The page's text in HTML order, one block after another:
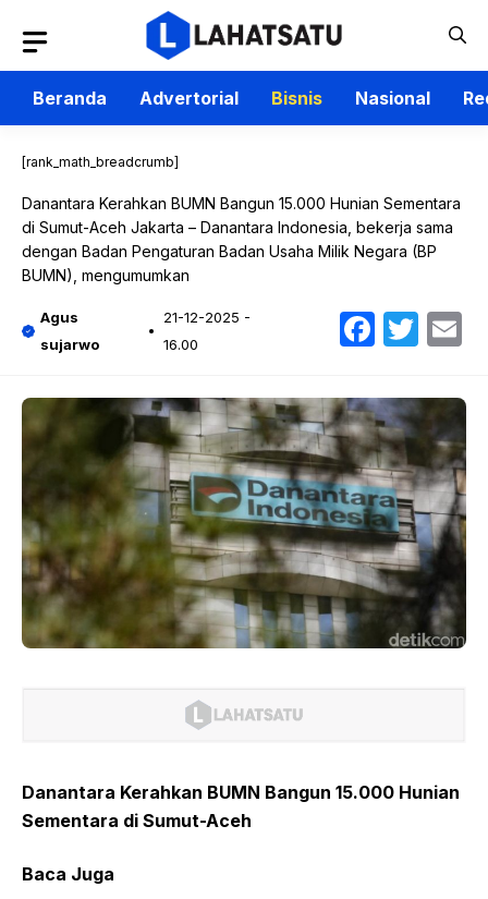
isi
Beranda
Advertorial Bisnis Nasional
[rank_math_breadcrumb]
Danantara Kerahkan BUMN Bangun 15.000 Hunian Sementara
di Sumut-Aceh Jakarta – Danantara Indonesia, bekerja sama
dengan Badan Pengaturan Badan Usaha Milik Negara (BP
BUMN), mengumumkan
Agus
sujarwo
21-12-2025 -
16.00
Danantara Kerahkan BUMN Bangun 15.000 Hunian
Sementara di Sumut-Aceh
Baca Juga